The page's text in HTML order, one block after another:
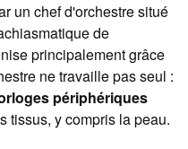
un chef d'orchestre situé
de
principalement grâce
ne travaille pas seul :
périphériques
tissus, y compris la peau.